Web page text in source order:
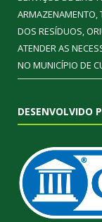
ARMAZENAMENTO,
DOS RESÍDUOS,
ATENDER AS
NO MUNICÍPIO DE
DESENVOLVIDO